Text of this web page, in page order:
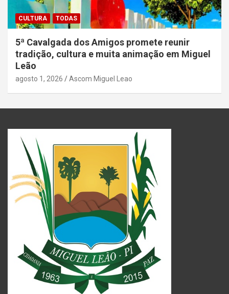
CULTURA TODAS
5ª Cavalgada dos Amigos promete reunir
tradição, cultura e muita animação em Miguel
Leão
agosto 1, 2026 Ascom Miguel Leao